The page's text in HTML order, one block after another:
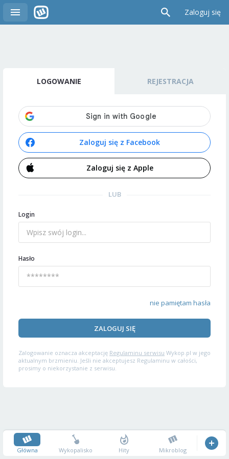
Zaloguj się
LOGOWANIE REJESTRACJA
Zaloguj się z Facebook
Zaloguj się z Apple
LUB
Login
Hasło
nie pamiętam hasła
ZALOGUJ SIĘ
Zalogowanie oznacza akceptację Regulaminu serwisu Wykop.pl w jego
aktualnym brzmieniu. Jeśli nie akceptujesz Regulaminu w całości,
prosimy o niekorzystanie z serwisu.
Główna Wykopalisko Hity Mikroblog